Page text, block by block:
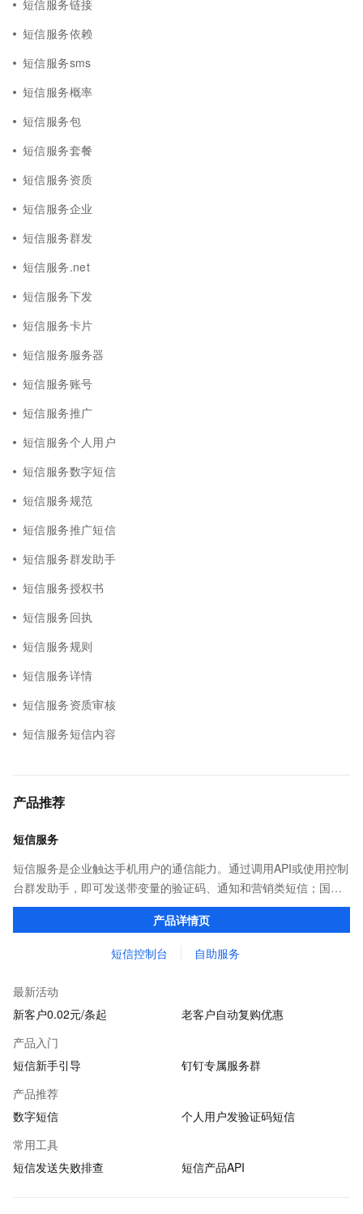
短信服务链接
短信服务依赖
短信服务sms
短信服务概率
短信服务包
短信服务套餐
短信服务资质
短信服务企业
短信服务群发
短信服务.net
短信服务下发
短信服务卡片
短信服务服务器
短信服务账号
短信服务推广
短信服务个人用户
短信服务数字短信
短信服务规范
短信服务推广短信
短信服务群发助手
短信服务授权书
短信服务回执
短信服务规则
短信服务详情
短信服务资质审核
短信服务短信内容
产品推荐
短信服务
短信服务是企业触达手机用户的通信能力。通过调用API或使用控制
台群发助手，即可发送带变量的验证码、通知和营销类短信；国内
验证短信秒级触达，到达率最高可达99%；国际/港澳台短信覆盖
200+国家和地区，安全稳定。产品详情页
短信控制台 自助服务
最新活动
新客户0.02元/条起
老客户自动复购优惠
产品入门
短信新手引导
钉钉专属服务群
产品推荐
数字短信
个人用户发验证码短信
常用工具
短信发送失败排查
短信产品API